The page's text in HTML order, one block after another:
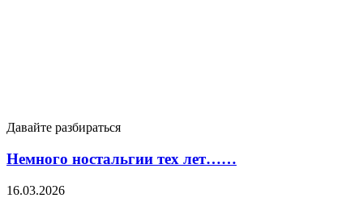
Давайте разбираться
Немного ностальгии тех лет……
16.03.2026